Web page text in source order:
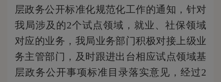
层政务公开标准化规范化工作的通知，针对
我局涉及的2个试点领域，就业、社保领域
对应的业务，我局业务部门积极对接上级业
务主管部门，及时跟进出台相应试点领域基
层政务公开事项标准目录落实意见，经过2